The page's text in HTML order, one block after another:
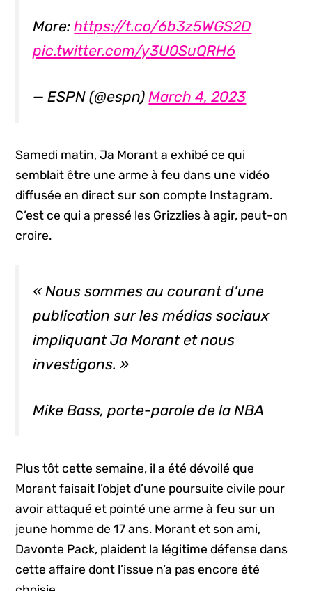
More:https://t.co/6b3z5WGS2D
pic.twitter.com/y3U0SuQRH6
— ESPN (@espn)March 4, 2023
Samedi matin, Ja Morant a exhibé ce qui
semblait être une arme à feu dans une vidéo
diffusée en direct sur son compte Instagram.
C’est ce qui a pressé les Grizzlies à agir, peut-on
croire.
« Nous sommes au courant d’une
publication sur les médias sociaux
impliquant Ja Morant et nous
investigons. »
Mike Bass, porte-parole de la NBA
Plus tôt cette semaine, il a été dévoilé que
Morant faisait l’objet d’une poursuite civile pour
avoir attaqué et pointé une arme à feu sur un
jeune homme de 17 ans. Morant et son ami,
Davonte Pack, plaident la légitime défense dans
cette affaire dont l’issue n’a pas encore été